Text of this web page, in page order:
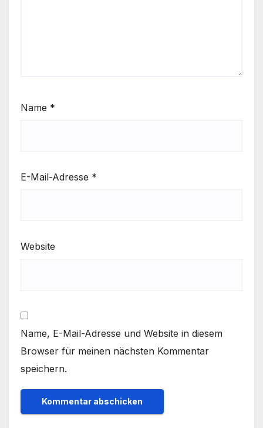
Name *
E-Mail-Adresse *
Website
Name, E-Mail-Adresse und Website in diesem
Browser für meinen nächsten Kommentar
speichern.